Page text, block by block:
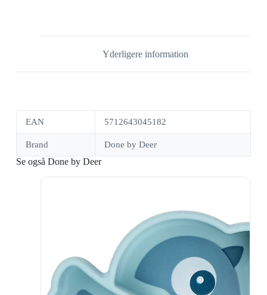
Yderligere information
EAN 5712643045182
Brand Done by Deer
Se også Done by Deer